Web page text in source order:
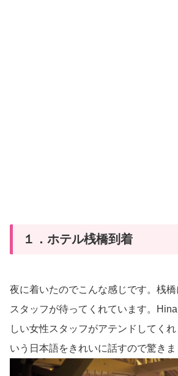
１．ホテル桟橋到着
夜に着いたのでこんな感じです。桟橋
スタッフが待ってくれています。
しい女性スタッフがアテンドしてく
いう日本語をきれいに話すので驚きま